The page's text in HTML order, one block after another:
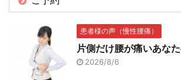
患者様の声（慢性腰痛）
片側だけ腰が痛いあな
2026/8/6